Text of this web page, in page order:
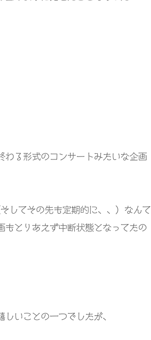
わる形式のコンサートみたいな企画
してその先も定期的に、、）なんて
もとりあえず中断状態となってたの
いことの一つでしたが、